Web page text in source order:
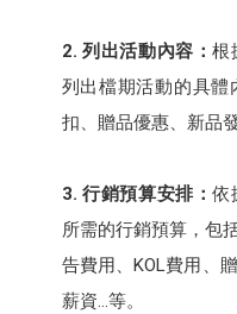
2. 列出活動內容：根
列出檔期活動的具
扣、贈品優惠、新品
3. 行銷預算安排：依
所需的行銷預算，包
告費用、KOL費用、
薪資...等。